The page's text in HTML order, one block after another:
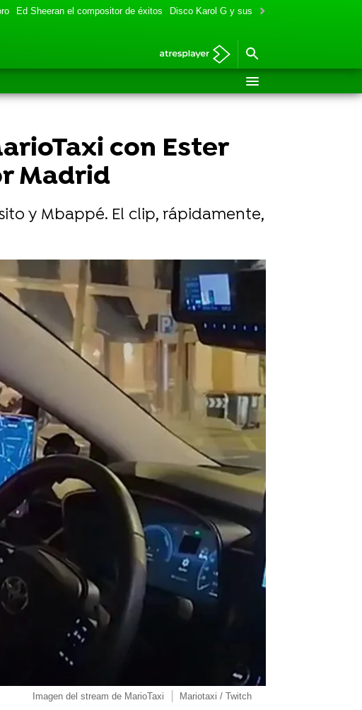
Ed Sheeran el compositor de éxitos Disco Karol G y sus colaboraciones
con Ester
Madrid
y Mbappé. El clip, rápidamente,
Imagen del stream de MarioTaxi Mariotaxi / Twitch